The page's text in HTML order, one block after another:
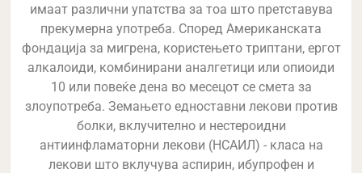
имаат различни упатства за тоа што претставува
прекумерна употреба. Според Американската
фондација за мигрена, користењето триптани, ергот
алкалоиди, комбинирани аналгетици или опиоиди
10 или повеќе дена во месецот се смета за
злоупотреба. Земањето едноставни лекови против
болки, вклучително и нестероидни
антиинфламаторни лекови (НСАИЛ) - класа на
лекови што вклучува аспирин, ибупрофен и